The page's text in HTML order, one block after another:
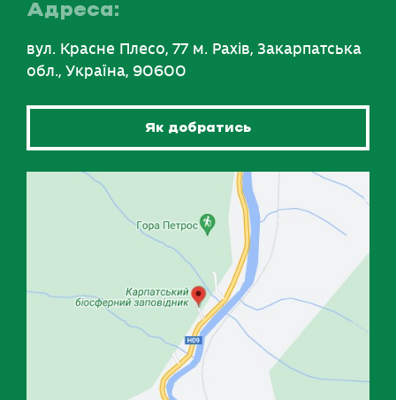
Адреса:
вул. Красне Плесо, 77 м. Рахів, Закарпатська
обл., Україна, 90600
Як добратись